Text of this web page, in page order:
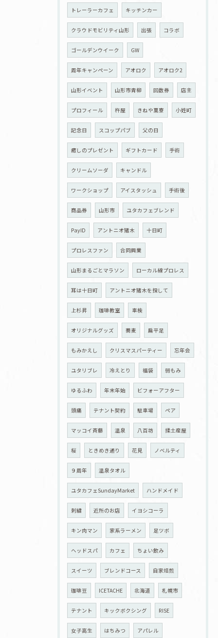
トレーラーカフェ キッチンカー
クラウドモビリティ山形 出張 コラボ
ゴールデンウイーク GW
周年キャンペーン アオロク アオロク2
山形イベント 山形市青柳 回数券 店主
プロフィール 杵屋 きねや菓寮 小姓町
記念日 スコップパブ 父の日
癒しのプレゼント ギフトカード 手術
クリームソーダ キャンドル
ワークショップ アイスタッシュ 手術後
商品券 山形市 ユタカフェブレンド
PayID アントニオ猪木 十日町
プロレスファン 合同興業
山形まるごとマラソン ローカル線プロレス
耳は十日町 アントニオ猪木を探して
上杉昇 珈琲教室 車検
オリジナルグッズ 蕎麦 扁平足
もみかえし クリスマスパーティー 忘年会
ユタリブレ 冷えとり 福袋 弱もみ
ゆるふわ 年末年始 ビフォーアフター
頭痛 テナント契約 駐車場 ペア
マッコイ斉藤 温泉 八百坊 揉土産屋
桜 ときめき通り 花見 ノベルティ
９周年 温泉タオル
ユタカフェSundayMarket ハンドメイド
刺繍 近所のお店 イヨシコーラ
キン肉マン 家系ラーメン 足ツボ
ヘッドスパ カフェ ちょい飲み
スイーツ ブレンドコース 自家焙煎
珈琲豆 ICETACHE 北海道 札幌市
テナント キックボクシング RISE
女子高生 はちみつ アパレル